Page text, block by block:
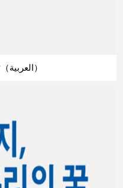
美宝集团形象片（العربية）